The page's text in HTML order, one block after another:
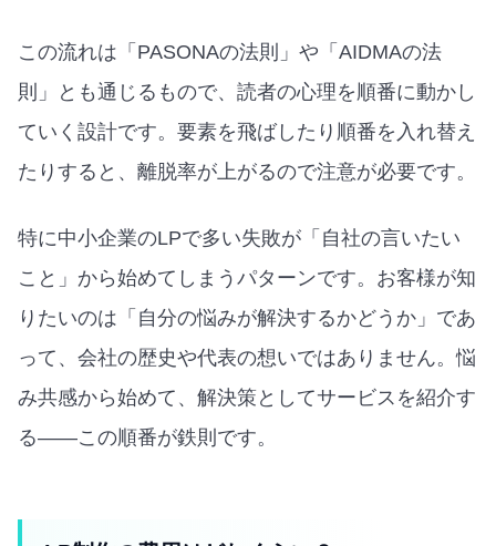
この流れは「PASONAの法則」や「AIDMAの法
則」とも通じるもので、読者の心理を順番に動かし
ていく設計です。要素を飛ばしたり順番を入れ替え
たりすると、離脱率が上がるので注意が必要です。
特に中小企業のLPで多い失敗が「自社の言いたい
こと」から始めてしまうパターンです。お客様が知
りたいのは「自分の悩みが解決するかどうか」であ
って、会社の歴史や代表の想いではありません。悩
み共感から始めて、解決策としてサービスを紹介す
る——この順番が鉄則です。